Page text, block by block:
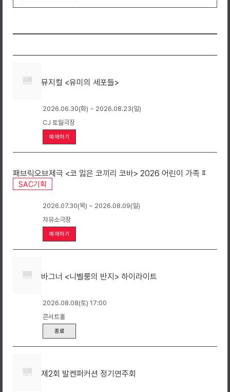
뮤지컬 <유미의 세포들>
2026.06.30(화) ~ 2026.08.23(일)
CJ 토월극장
예매하기
패브릭오브제극 <코 잃은 코끼리 코바> 2026 어린이 가족 페스티벌
SAC기획
2026.07.30(목) ~ 2026.08.09(일)
자유소극장
예매하기
바그너 <니벨룽의 반지> 하이라이트
2026.08.08(토) 17:00
콘서트홀
종료
제2회 발켄퍼커션 정기연주회